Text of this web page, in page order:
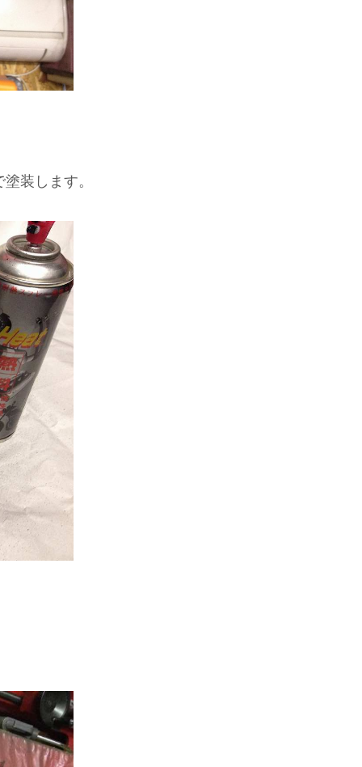
装します。